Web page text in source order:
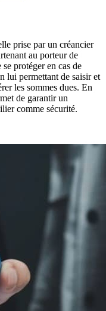
prise par un créancier
au porteur de
protéger en cas de
lui permettant de saisir et
les sommes dues. En
de garantir un
comme sécurité.